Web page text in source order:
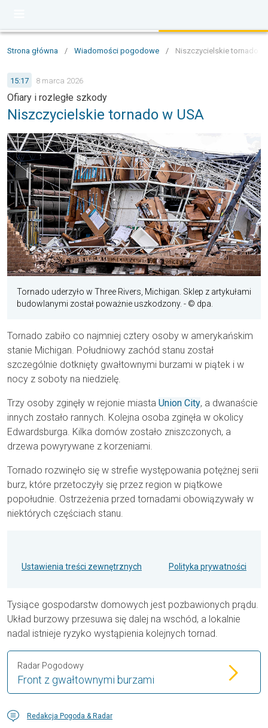
Strona główna / Wiadomości pogodowe / Niszczycielskie tornado w
15:17 8 marca 2026
Ofiary i rozległe szkody
Niszczycielskie tornado w USA
Tornado uderzyło w Three Rivers, Michigan. Sklep z artykułami
budowlanymi został poważnie uszkodzony. - © dpa.
Tornado zabiło co najmniej cztery osoby w amerykańskim
stanie Michigan. Południowy zachód stanu został
szczególnie dotknięty gwałtownymi burzami w piątek i w
nocy z soboty na niedzielę.
Trzy osoby zginęły w rejonie miasta Union City, a dwanaście
innych zostało rannych. Kolejna osoba zginęła w okolicy
Edwardsburga. Kilka domów zostało zniszczonych, a
drzewa powyrywane z korzeniami.
Tornado rozwinęło się w strefie występowania potężnej serii
burz, które przetoczyły się przez region w piątkowe
popołudnie. Ostrzeżenia przed tornadami obowiązywały w
niektórych częściach stanu.
Ustawienia treści zewnętrznych Polityka prywatności
Tysiące gospodarstw domowych jest pozbawionych prądu.
Układ burzowy przesuwa się dalej na wschód, a lokalnie
nadal istnieje ryzyko wystąpienia kolejnych tornad.
Front z gwałtownymi burzami
Radar Pogodowy
Redakcja Pogoda & Radar